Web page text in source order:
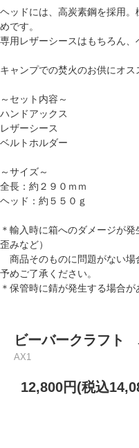
ヘッドには、高炭素鋼を採用
めです。
専用レザーシースはもちろん、
キャンプでの焚火のお供にオス
～セット内容～
ハンドアックス
レザーシース
ベルトホルダー
～サイズ～
全長：約２９０ｍｍ
ヘッド：約５５０ｇ
＊輸入時に箱へのダメージが
歪みなど）
商品そのものに問題がない場
予めご了承ください。
＊保管時に錆が発生する場合が
ビーバークラフト
AX1
12,800円(税込